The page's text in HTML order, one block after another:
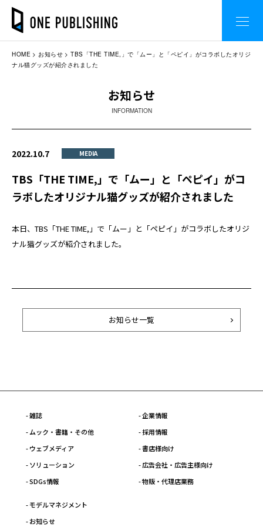
HOME お知らせ
TBS「THE TIME,」で「ムー」と「ペピイ」がコラボしたオリジ
ナル猫グッズが紹介されました
お知らせ
INFORMATION
2022.10.7 MEDIA
TBS「THE TIME,」で「ムー」と「ペピイ」がコ
ラボしたオリジナル猫グッズが紹介されました
本日、TBS「THE TIME,」で「ムー」と「ペピイ」がコラボしたオリジ
ナル猫グッズが紹介されました。
お知らせ一覧
- 雑誌
- ムック・書籍・その他
- ウェブメディア
- ソリューション
- SDGs情報
- 企業情報
- 採用情報
- 書店様向け
- 広告会社・広告主様向け
- 物販・代理店業務
- モデルマネジメント
- お知らせ